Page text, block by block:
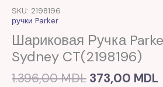
SKU: 2198196
ручки Parker
Шариковая Ручка
Sydney CT(2198196)
1.396,00MDL 373,00 MDL